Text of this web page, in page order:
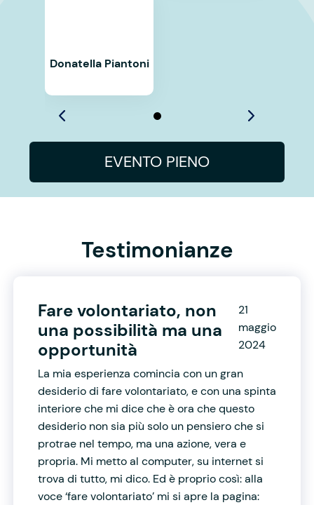
Donatella Piantoni
EVENTO PIENO
Testimonianze
Fare volontariato, non
una possibilità ma una
opportunità
21
maggio
2024
La mia esperienza comincia con un gran
desiderio di fare volontariato, e con una spinta
interiore che mi dice che è ora che questo
desiderio non sia più solo un pensiero che si
protrae nel tempo, ma una azione, vera e
propria. Mi metto al computer, su internet si
trova di tutto, mi dico. Ed è proprio così: alla
voce ‘fare volontariato’ mi si apre la pagina: